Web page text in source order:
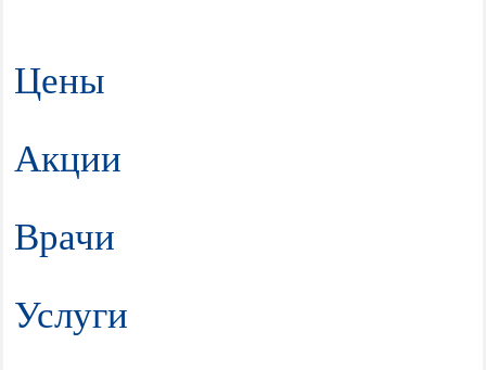
Цены
Акции
Врачи
Услуги